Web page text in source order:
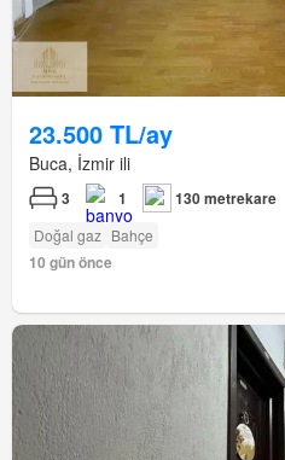
23.500 TL/ay
Buca, İzmir ili
3 1 130 metrekare
Doğal gaz Bahçe
10 gün önce